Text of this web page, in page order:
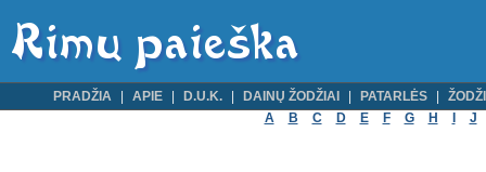
PRADŽIA APIE D.U.K. DAINŲ ŽODŽIAI PATARLĖS
A
B C D E F G H J